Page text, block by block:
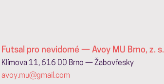
Futsal pro nevidomé — Avoy MU Brno, z. s.
Klímova 11, 616 00 Brno — Žabovřesky
avoy.mu@gmail.com